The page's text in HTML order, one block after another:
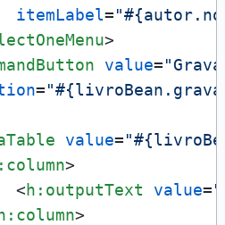
itemLabel=
>
value=
=
value=
>
<h:outputText value=
h:column>